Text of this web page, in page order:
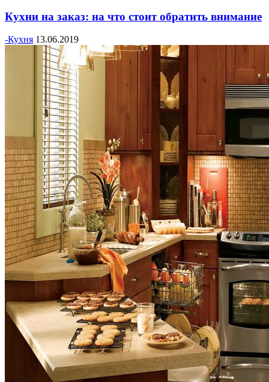
Кухни на заказ: на что стоит обратить внимание
-Кухня 13.06.2019